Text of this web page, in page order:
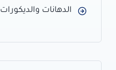
الدهانات والديكورات